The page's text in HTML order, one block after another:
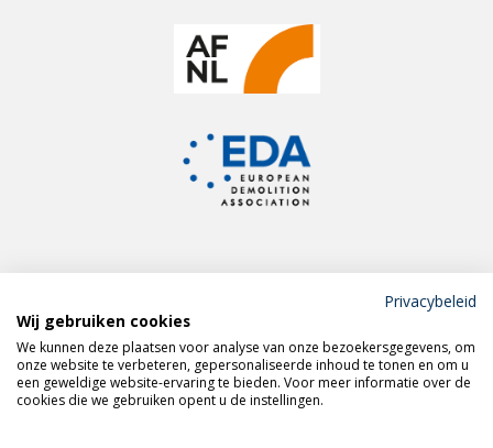
Meld je aan voor de
VERAS nieuwsbrief
Volg VERAS op
Privacybeleid
Wij gebruiken cookies
We kunnen deze plaatsen voor analyse van onze bezoekersgegevens, om
onze website te verbeteren, gepersonaliseerde inhoud te tonen en om u
een geweldige website-ervaring te bieden. Voor meer informatie over de
cookies die we gebruiken opent u de instellingen.